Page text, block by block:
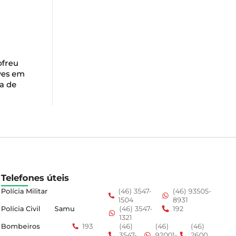
em
de
Telefones úteis
Polícia Militar
(46) 3547-
1504
(46) 93505-
8931
Polícia Civil
Samu
(46) 3547-
1321
192
Bombeiros
193
(46)
(46)
(46)